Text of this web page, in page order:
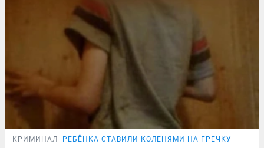
КРИМИНАЛ РЕБЁНКА СТАВИЛИ КОЛЕНЯМИ НА ГРЕЧКУ